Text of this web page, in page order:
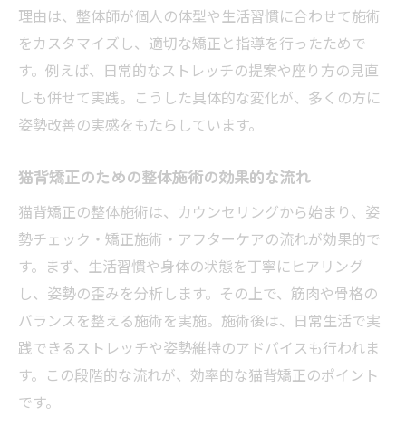
理由は、整体師が個人の体型や生活習慣に合わせて施術
をカスタマイズし、適切な矯正と指導を行ったためで
す。例えば、日常的なストレッチの提案や座り方の見直
しも併せて実践。こうした具体的な変化が、多くの方に
姿勢改善の実感をもたらしています。
猫背矯正のための整体施術の効果的な流れ
猫背矯正の整体施術は、カウンセリングから始まり、姿
勢チェック・矯正施術・アフターケアの流れが効果的で
す。まず、生活習慣や身体の状態を丁寧にヒアリング
し、姿勢の歪みを分析します。その上で、筋肉や骨格の
バランスを整える施術を実施。施術後は、日常生活で実
践できるストレッチや姿勢維持のアドバイスも行われま
す。この段階的な流れが、効率的な猫背矯正のポイント
です。